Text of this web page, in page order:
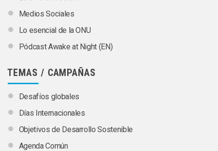
Medios Sociales
Lo esencial de la ONU
Pódcast Awake at Night (EN)
TEMAS / CAMPAÑAS
Desafíos globales
Días Internacionales
Objetivos de Desarrollo Sostenible
Agenda Común